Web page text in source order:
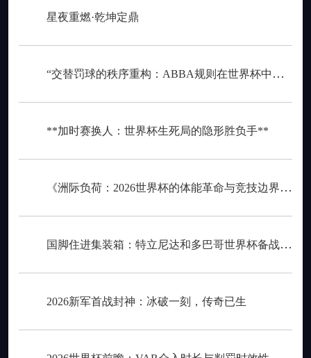
星夜重燃·乾坤定鼎
“交替罚球的秩序重构：ABBA规则在世界杯中的逻辑困境与制度再平衡”
**加时赛换人：世界杯生死局的隐形胜负手**
《洲际负荷：2026世界杯的体能革命与竞技边界重构》
国脚住进集装箱：特立尼达和多巴哥世界杯备战营地引争议
2026新军首战封神：冰破一刻，传奇已生